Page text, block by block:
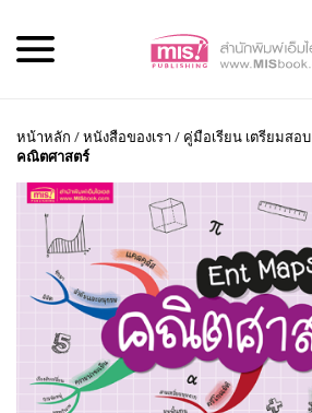
หน้าหลัก /หนังสือของเรา / คู่มือเรียน เตรียมสอบ
คณิตศาสตร์